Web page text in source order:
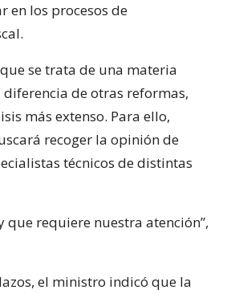
en los procesos de
se trata de una materia
de otras reformas,
más extenso. Para ello,
recoger la opinión de
técnicos de distintas
que requiere nuestra atención”,
el ministro indicó que la